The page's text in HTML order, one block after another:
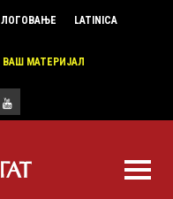
ЛОГОВАЊЕ LATINICA
МАТЕРИЈАЛ